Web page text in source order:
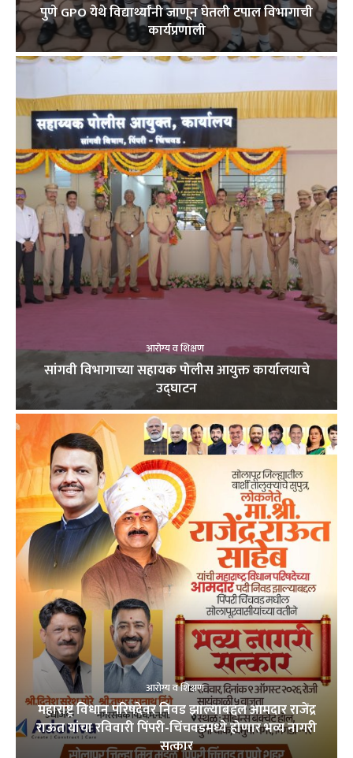
पुणे GPO येथे विद्यार्थ्यांनी जाणून घेतली टपाल विभागाची
कार्यप्रणाली
आरोग्य व शिक्षण
सांगवी विभागाच्या सहायक पोलीस आयुक्त कार्यालयाचे
उद्घाटन
आरोग्य व शिक्षण
महाराष्ट्र विधान परिषदेवर निवड झाल्याबद्दल आमदार राजेंद्र
राऊत यांचा रविवारी पिंपरी-चिंचवडमध्ये होणार भव्य नागरी
सत्कार